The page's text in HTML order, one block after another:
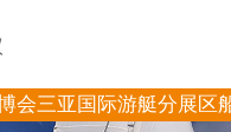
会三亚国际游艇分展区